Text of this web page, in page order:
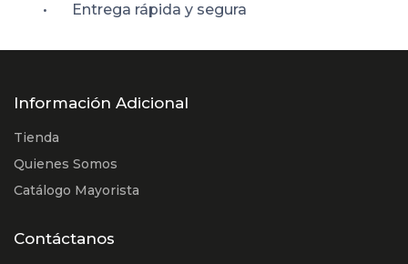
• Entrega rápida y segura
Información Adicional
Tienda
Quienes Somos
Catálogo Mayorista
Contáctanos